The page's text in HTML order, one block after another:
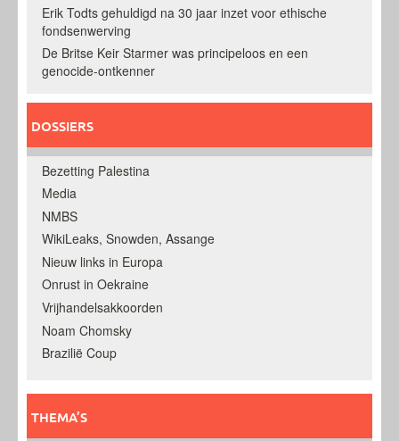
Erik Todts gehuldigd na 30 jaar inzet voor ethische
fondsenwerving
De Britse Keir Starmer was principeloos en een
genocide-ontkenner
DOSSIERS
Bezetting Palestina
Media
NMBS
WikiLeaks, Snowden, Assange
Nieuw links in Europa
Onrust in Oekraine
Vrijhandelsakkoorden
Noam Chomsky
Brazilië Coup
THEMA’S